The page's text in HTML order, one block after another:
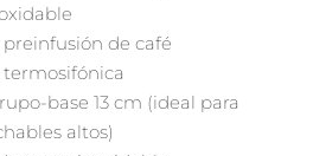
de café
base 13 cm (ideal para
altos)